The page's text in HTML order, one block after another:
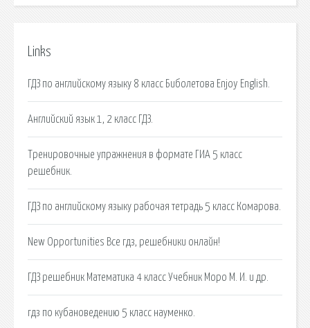
Links
ГДЗ по английскому языку 8 класс Биболетова Enjoy English.
Английский язык 1, 2 класс ГДЗ.
Тренировочные упражнения в формате ГИА 5 класс
решебник.
ГДЗ по английскому языку рабочая тетрадь 5 класс Комарова.
New Opportunities Все гдз, решебники онлайн!
ГДЗ решебник Математика 4 класс Учебник Моро М. И. и др.
гдз по кубановедению 5 класс науменко.